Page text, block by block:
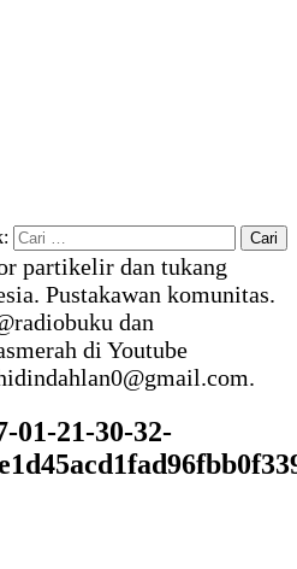
partikelir dan tukang
Pustakawan komunitas.
dan
di Youtube
01-21-30-32-